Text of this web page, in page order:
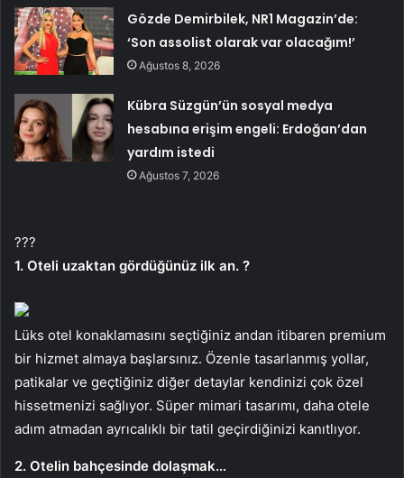
Gözde Demirbilek, NR1 Magazin’de:
‘Son assolist olarak var olacağım!’
Ağustos 8, 2026
Kübra Süzgün’ün sosyal medya
hesabına erişim engeli: Erdoğan’dan
yardım istedi
Ağustos 7, 2026
???
1. Oteli uzaktan gördüğünüz ilk an. ?
Lüks otel konaklamasını seçtiğiniz andan itibaren premium
bir hizmet almaya başlarsınız. Özenle tasarlanmış yollar,
patikalar ve geçtiğiniz diğer detaylar kendinizi çok özel
hissetmenizi sağlıyor. Süper mimari tasarımı, daha otele
adım atmadan ayrıcalıklı bir tatil geçirdiğinizi kanıtlıyor.
2. Otelin bahçesinde dolaşmak…